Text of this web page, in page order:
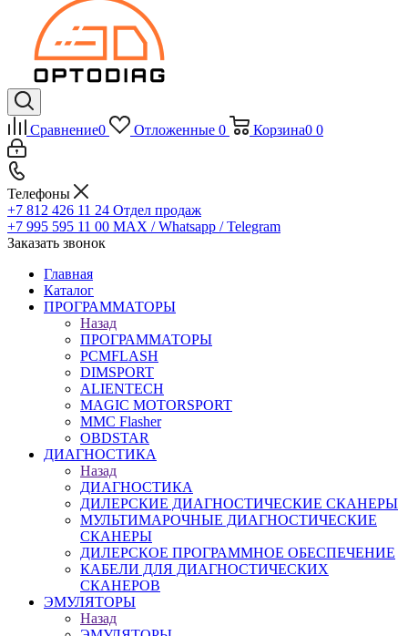
Сравнение0 Отложенные 0 Корзина0 0
Телефоны
+7 812 426 11 24 Отдел продаж
+7 995 595 11 00 MAX / Whatsapp / Telegram
Заказать звонок
Главная
Каталог
ПРОГРАММАТОРЫ
Назад
ПРОГРАММАТОРЫ
PCMFLASH
DIMSPORT
ALIENTECH
MAGIC MOTORSPORT
MMC Flasher
OBDSTAR
ДИАГНОСТИКА
Назад
ДИАГНОСТИКА
ДИЛЕРСКИЕ ДИАГНОСТИЧЕСКИЕ СКАНЕРЫ
МУЛЬТИМАРОЧНЫЕ ДИАГНОСТИЧЕСКИЕ
СКАНЕРЫ
ДИЛЕРСКОЕ ПРОГРАММНОЕ ОБЕСПЕЧЕНИЕ
КАБЕЛИ ДЛЯ ДИАГНОСТИЧЕСКИХ
СКАНЕРОВ
ЭМУЛЯТОРЫ
Назад